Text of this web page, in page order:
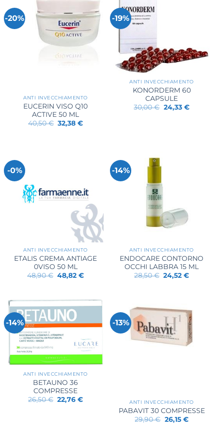
-20%
ANTI INVECCHIAMENTO
EUCERIN VISO Q10
ACTIVE 50 ML
40,50€ Il
prezzo
32,38€Il
-19%
ANTI INVECCHIAMENTO
KONORDERM 60
CAPSULE
30,00€ Il
prezzo
24,33 €Il
-0%
ANTI INVECCHIAMENTO
ETALIS CREMA ANTIAGE
0VISO 50 ML
48,90€ Il
prezzo
48,90 €.
48,82€Il
48,82 €.
-14%
ANTI INVECCHIAMENTO
ENDOCARE CONTORNO
OCCHI LABBRA 15 ML
28,50€ Il
prezzo
24,52€Il
-14%
ANTI INVECCHIAMENTO
BETAUNO 36
COMPRESSE
26,50€ Il
prezzo
22,76€Il
-13%
ANTI INVECCHIAMENTO
PABAVIT 30 COMPRESSE
29,90€ Il
prezzo
26,15 €Il